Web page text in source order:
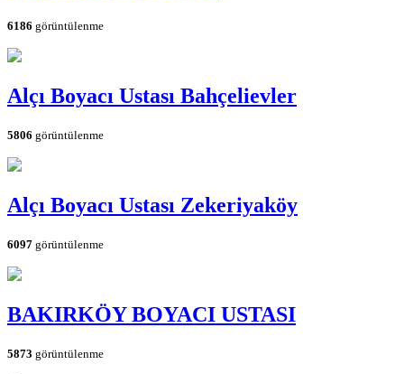
6186 görüntülenme
Alçı Boyacı Ustası Bahçelievler
5806 görüntülenme
Alçı Boyacı Ustası Zekeriyaköy
6097 görüntülenme
BAKIRKÖY BOYACI USTASI
5873 görüntülenme